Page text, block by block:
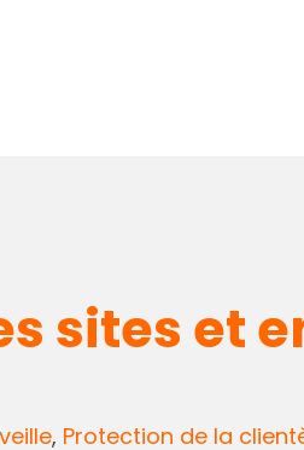
sites et
, Protection de la